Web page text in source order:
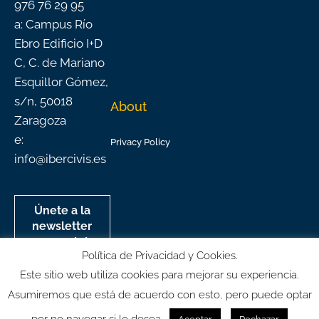
976 76 29 95
a: Campus Río
Ebro Edificio I+D
C, C. de Mariano
Esquillor Gómez,
s/n, 50018
Zaragoza
e:
info@ibercivis.es
Únete a la
newsletter
mensual de
Ibercivis
About
Privacy Policy
Política de Privacidad y Cookies.
Este sitio web utiliza cookies para mejorar su experiencia.
Asumiremos que está de acuerdo con esto, pero puede optar